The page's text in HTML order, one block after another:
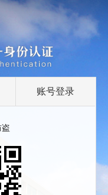
账号登录